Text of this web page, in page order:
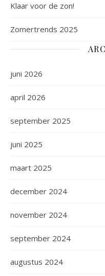
Klaar voor de zon!
Zomertrends 2025
juni 2026
april 2026
september 2025
juni 2025
maart 2025
december 2024
november 2024
september 2024
augustus 2024